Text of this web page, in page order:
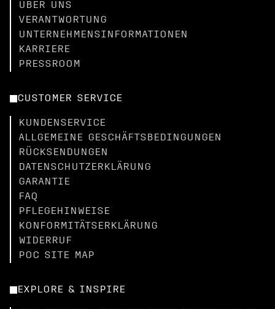
ÜBER UNS
VERANTWORTUNG
UNTERNEHMENSINFORMATIONEN
KARRIERE
PRESSROOM
CUSTOMER SERVICE
KUNDENSERVICE
ALLGEMEINE GESCHÄFTSBEDINGUNGEN
RÜCKSENDUNGEN
DATENSCHUTZERKLÄRUNG
GARANTIE
FAQ
PFLEGEHINWEISE
KONFORMITÄTSERKLÄRUNG
WIDERRUF
POC SITE MAP
EXPLORE & INSPIRE